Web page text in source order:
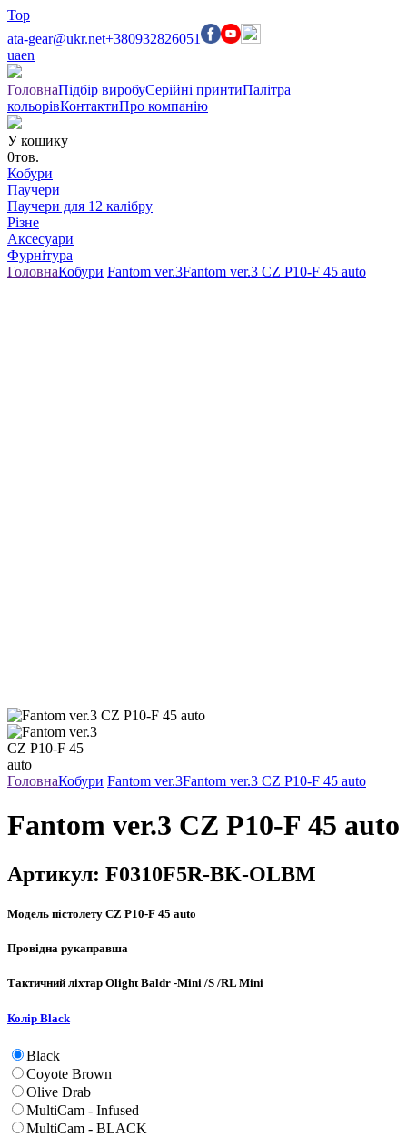
Top
ata-gear@ukr.net+380932826051
uaen
ГоловнаПідбір виробуСерійні принтиПалітра
кольорівКонтактиПро компанію
У кошику
0тов.
Кобури
Паучери
Паучери для 12 калібру
Різне
Аксесуари
Фурнітура
ГоловнаКобури Fantom ver.3Fantom ver.3 CZ P10-F 45 auto
ГоловнаКобури Fantom ver.3Fantom ver.3 CZ P10-F 45 auto
Fantom ver.3 CZ P10-F 45 auto
Артикул: F0310F5R-BK-OLBM
Модель пістолету CZ P10-F 45 auto
Провідна рукаправша
Тактичний ліхтар Olight Baldr -Mini /S /RL Mini
Колір Black
Black
Coyote Brown
Olive Drab
MultiCam - Infused
MultiCam - BLACK